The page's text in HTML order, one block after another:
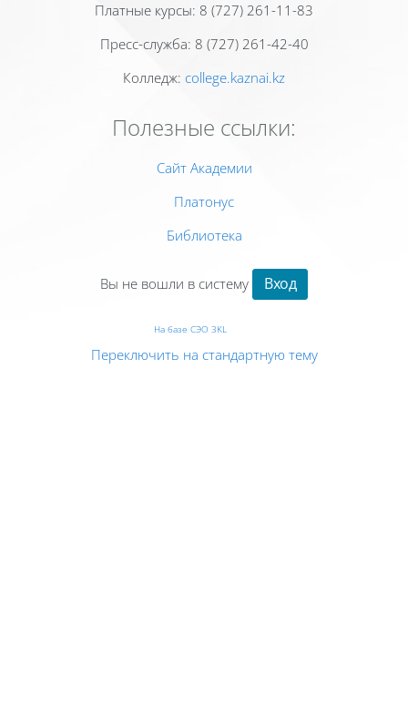
Платные курсы: 8 (727) 261-11-83
Пресс-служба: 8 (727) 261-42-40
Колледж: college.kaznai.kz
Полезные ссылки:
Сайт Академии
Платонус
Библиотека
Вы не вошли в систему Вход
На базе СЭО 3KL
Переключить на стандартную тему